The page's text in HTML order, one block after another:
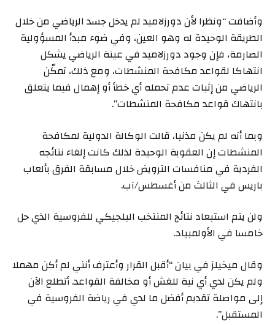
وأضافت “ونظرا لأن دورزلامید‭ ‬لم يدخل جسد الرياضي من خلال
الطريقة الوحيدة له وهو العين، وفي ضوء مبدأ المسؤولية
الصارمة، فإن وجود دورزلامید في عينة الرياضي يشكل
انتهاكا لقواعد مكافحة المنشطات، ومع ذلك، تمكّن
الرياضي من إثبات عدم تحمله أي خطأ أو إهمال فيما يتعلق
بانتهاك قواعد مكافحة المنشطات”.
وبما أنه لم يكن مذنبا، قالت الوكالة الدولية لمكافحة
المنشطات إن العقوبة الوحيدة لذلك كانت إلغاء نتائجه
الفردية في منافسات الترويض خلال مسابقة الفرق بألعاب
باريس في الثالث من أغسطس/آب.
ولن يتم استبعاد نتائج المنتخب البلجيكي للفروسية الذي حل
خامسا في الأولمبياد.
وقال ميخيلز في بيان “أقبل القرار وأعترف أنني لم أكن مهملا
ولم يكن لدي أي نية للغش أو مخالفة القواعد. أتطلع الآن
إلى مواصلة تقديم أفضل ما لدي في رياضة الفروسية في
المستقبل”.